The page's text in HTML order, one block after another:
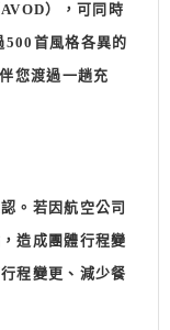
），可同時
500首風格各異的
您渡過一趟充
。若因航空公司
造成團體行程變
程變更、減少餐